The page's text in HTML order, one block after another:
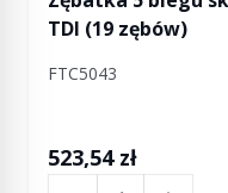
TDI (19 zębów)
FTC5043
523,54 zł